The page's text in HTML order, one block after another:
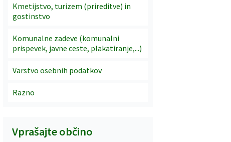
Kmetijstvo, turizem (prireditve) in
gostinstvo
Komunalne zadeve (komunalni
prispevek, javne ceste, plakatiranje,...)
Varstvo osebnih podatkov
Razno
Vprašajte občino